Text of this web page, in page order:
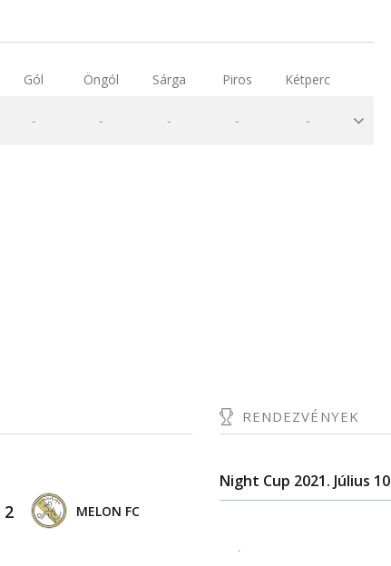
Gól Öngól Sárga Piros
Kétperc
- - - - -
2 MELON FC
RENDEZVÉNYEK
Night Cup 2021. Július 10
.